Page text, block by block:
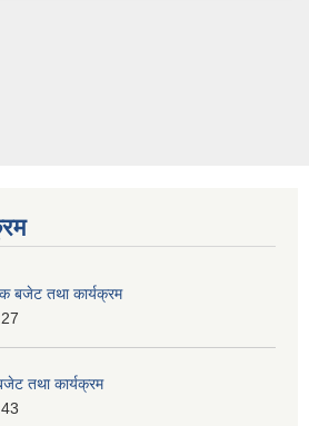
बजेट तथा कार्यक्रम
तथा कार्यक्रम